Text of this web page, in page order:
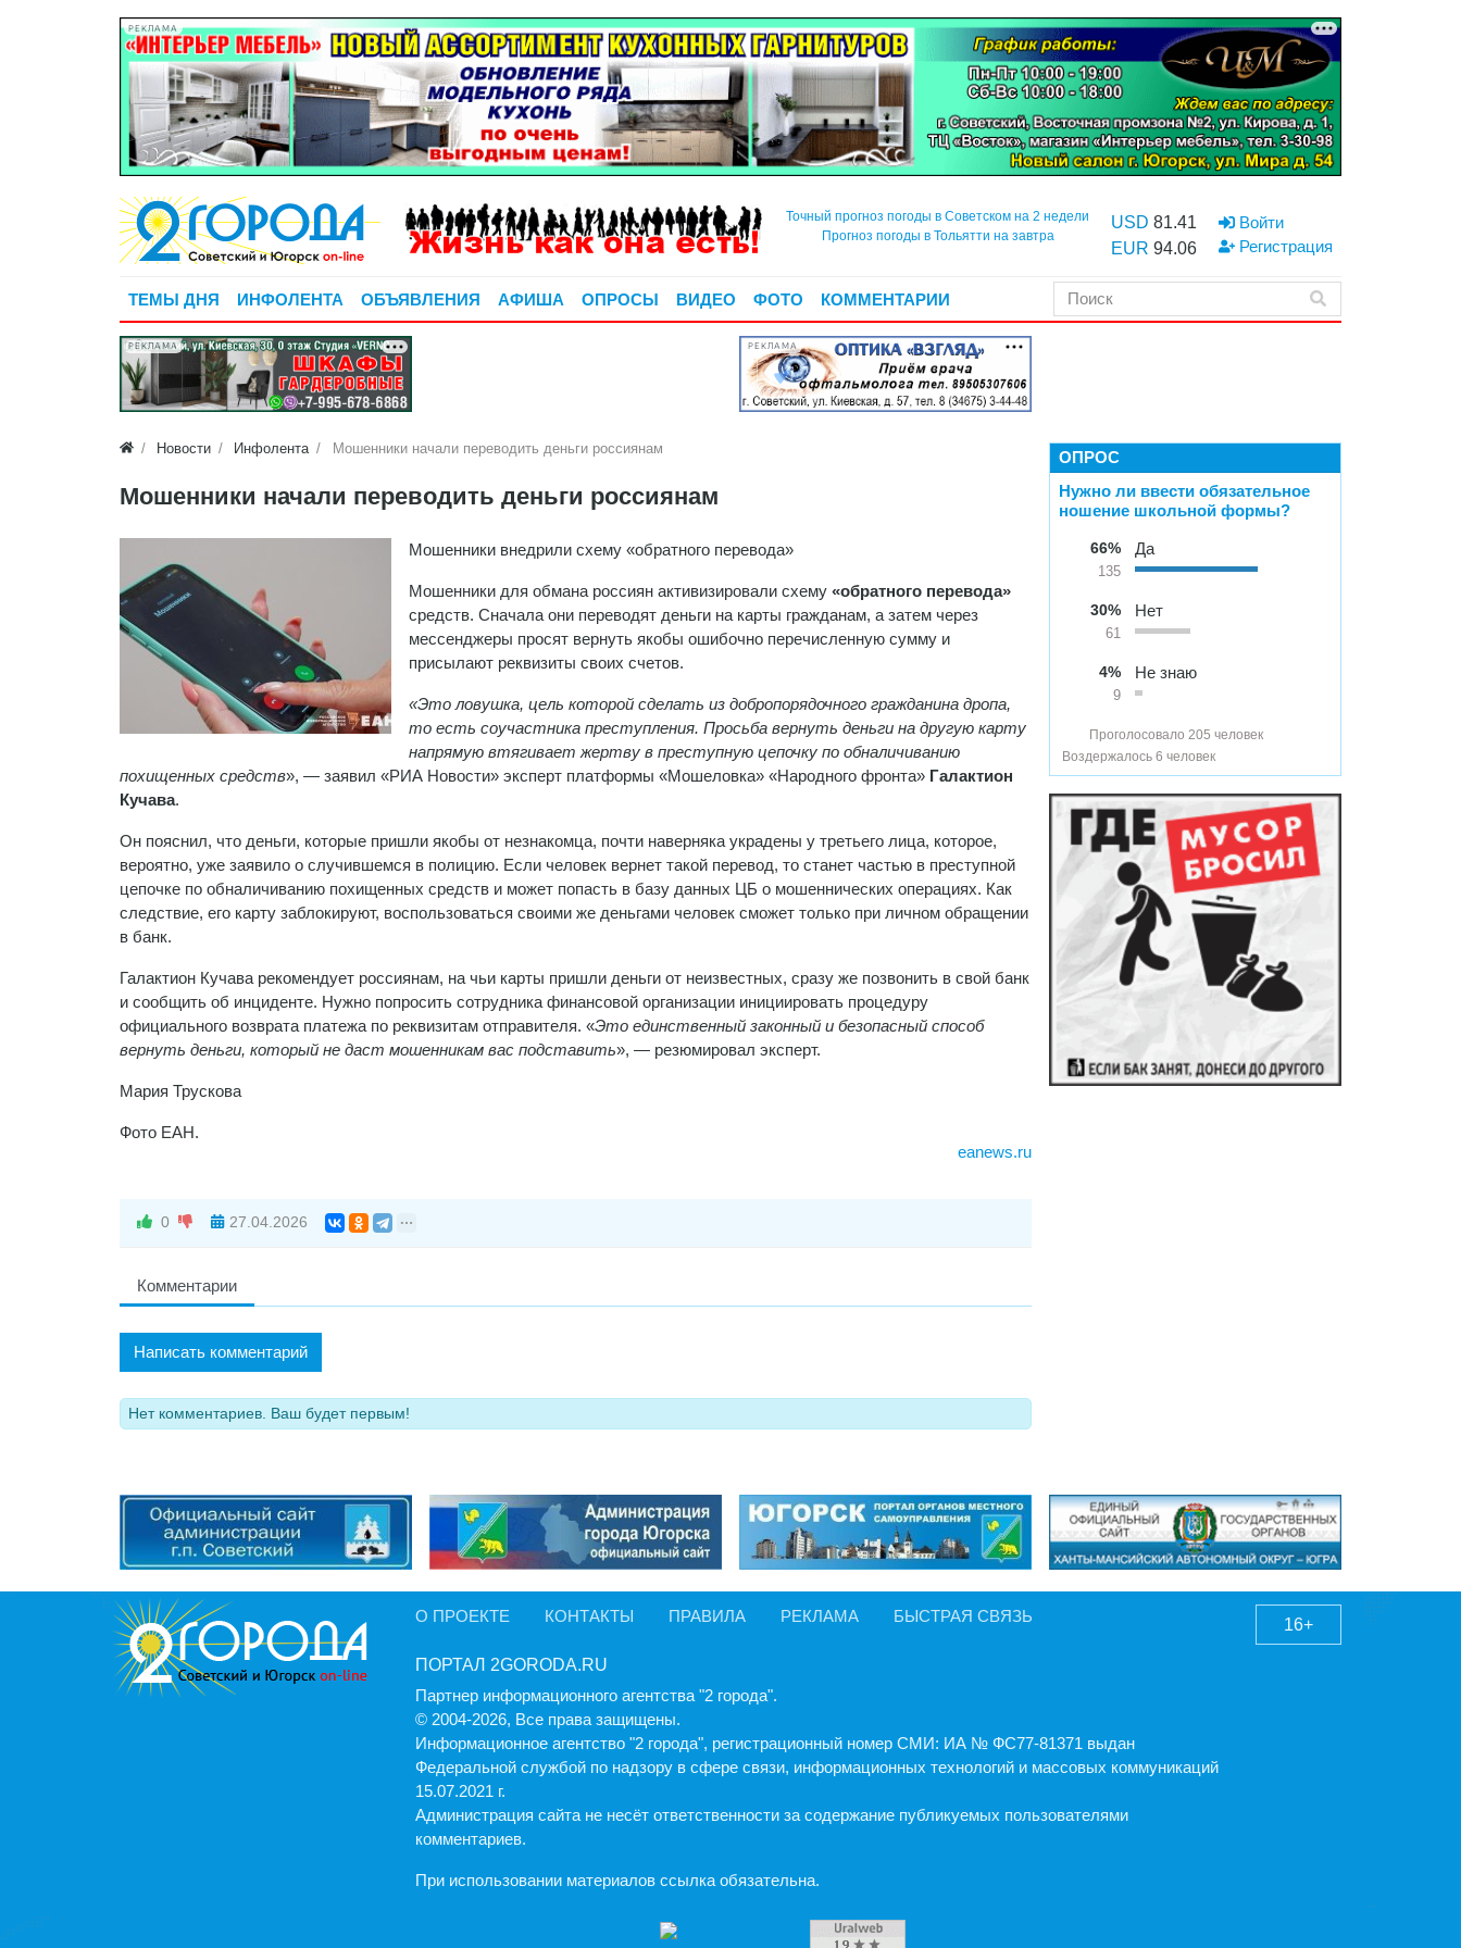
РЕКЛАМА
Точный прогноз погоды в Советском на 2 недели
Прогноз погоды в Тольятти на завтра
USD 81.41
EUR 94.06
Войти
Регистрация
ТЕМЫ ДНЯ ИНФОЛЕНТА ОБЪЯВЛЕНИЯ АФИША ОПРОСЫ ВИДЕО ФОТО КОММЕНТАРИИ
РЕКЛАМА РЕКЛАМА
Новости Инфолента Мошенники начали переводить деньги россиянам
Мошенники начали переводить деньги россиянам
Мошенники внедрили схему «обратного перевода»
Мошенники для обмана россиян активизировали схему «обратного перевода»
средств. Сначала они переводят деньги на карты гражданам, а затем через
мессенджеры просят вернуть якобы ошибочно перечисленную сумму и
присылают реквизиты своих счетов.
«Это ловушка, цель которой сделать из добропорядочного гражданина дропа,
то есть соучастника преступления. Просьба вернуть деньги на другую карту
напрямую втягивает жертву в преступную цепочку по обналичиванию
похищенных средств», — заявил «РИА Новости» эксперт платформы «Мошеловка» «Народного фронта» Галактион
Кучава.
Он пояснил, что деньги, которые пришли якобы от незнакомца, почти наверняка украдены у третьего лица, которое,
вероятно, уже заявило о случившемся в полицию. Если человек вернет такой перевод, то станет частью в преступной
цепочке по обналичиванию похищенных средств и может попасть в базу данных ЦБ о мошеннических операциях. Как
следствие, его карту заблокируют, воспользоваться своими же деньгами человек сможет только при личном обращении
в банк.
Галактион Кучава рекомендует россиянам, на чьи карты пришли деньги от неизвестных, сразу же позвонить в свой банк
и сообщить об инциденте. Нужно попросить сотрудника финансовой организации инициировать процедуру
официального возврата платежа по реквизитам отправителя. «Это единственный законный и безопасный способ
вернуть деньги, который не даст мошенникам вас подставить», — резюмировал эксперт.
Мария Трускова
Фото ЕАН.
eanews.ru
0 27.04.2026
Комментарии
Написать комментарий
Нет комментариев. Ваш будет первым!
ОПРОС
Нужно ли ввести обязательное
ношение школьной формы?
66%
135
Да
30%
61
Нет
4%
9
Не знаю
Проголосовало 205 человек
Воздержалось 6 человек
О ПРОЕКТЕ КОНТАКТЫ ПРАВИЛА РЕКЛАМА БЫСТРАЯ СВЯЗЬ
ПОРТАЛ 2GORODA.RU
Партнер информационного агентства "2 города".
© 2004-2026, Все права защищены.
Информационное агентство "2 города", регистрационный номер СМИ: ИА № ФС77-81371 выдан
Федеральной службой по надзору в сфере связи, информационных технологий и массовых коммуникаций
15.07.2021 г.
Администрация cайта не несёт ответственности за содержание публикуемых пользователями
комментариев.
При использовании материалов ссылка обязательна.
16+